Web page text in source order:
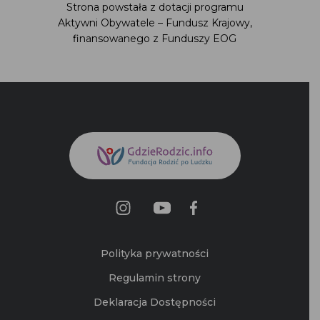
Strona powstała z dotacji programu
Aktywni Obywatele – Fundusz Krajowy,
finansowanego z Funduszy EOG
Polityka prywatności
Regulamin strony
Deklaracja Dostępności